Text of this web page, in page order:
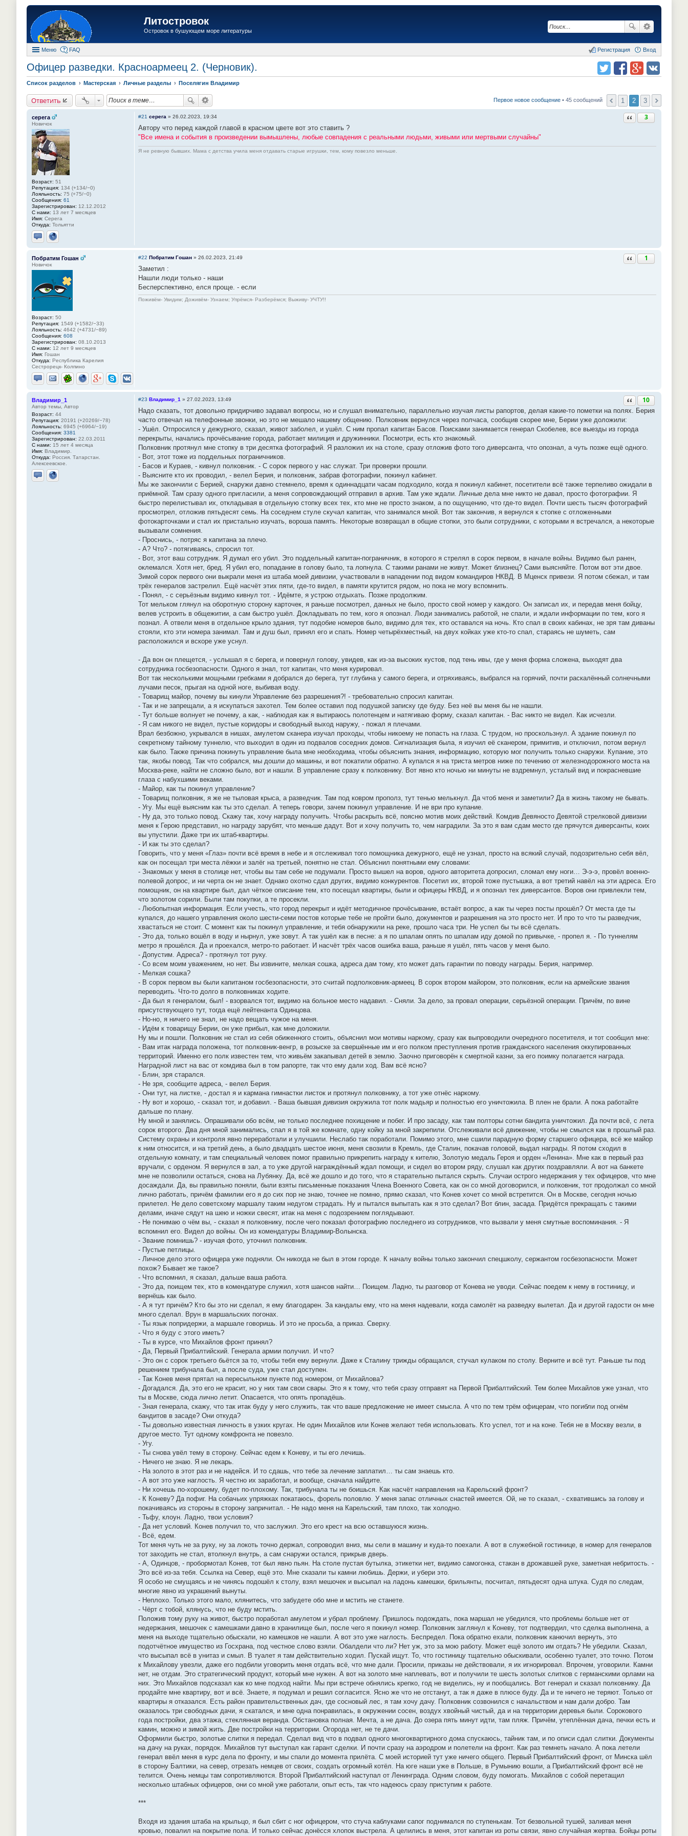
Литостровок
Островок в бушующем море литературы
Меню FAQ Вход
Регистрация
Офицер разведки. Красноармеец 2. (Черновик).
Список разделов Мастерская Личные разделы Поселягин Владимир
Ответить Первое новое сообщение • 45 сообщений 1 2 3
серега
Новичок
Возраст: 51
Репутация: 134 (+134/−0)
Лояльность: 75 (+75/−0)
Сообщения: 61
Зарегистрирован: 12.12.2012
С нами: 13 лет 7 месяцев
Имя: Серега
Откуда: Тольятти
Отправить личное сообщение
Сайт
Ответить с цитатой
3
#21 серега » 26.02.2023, 19:34
Автору что перед каждой главой в красном цвете вот это ставить ?
"Все имена и события в произведении вымышлены, любые совпадения с реальными людьми, живыми или мертвыми случайны"
Я не ревную бывших. Мама с детства учила меня отдавать старые игрушки, тем, кому повезло меньше.
Побратим Гошан
Новичок
Возраст: 50
Репутация: 1549 (+1582/−33)
Лояльность: 4642 (+4731/−89)
Сообщения: 608
Зарегистрирован: 08.10.2013
С нами: 12 лет 9 месяцев
Имя: Гошан
Откуда: Республика Карелия
Сестрорецк- Колпино
Отправить личное сообщение
Отправить email
ICQ СайтGoogle+
SkypeВКонтакте
Ответить с цитатой
1
#22 Побратим Гошан » 26.02.2023, 21:49
Заметил :
Нашли люди только - наши
Бесперспективно, елся проще. - если
Поживём- Увидим; Доживём- Узнаем; Упрёмся- Разберёмся; Выживу- УЧТУ!!
Владимир_1
Автор темы, Автор
Возраст: 44
Репутация: 20191 (+20269/−78)
Лояльность: 6945 (+6964/−19)
Сообщения: 3381
Зарегистрирован: 22.03.2011
С нами: 15 лет 4 месяца
Имя: Владимир.
Откуда: Россия. Татарстан.
Алексеевское.
Отправить личное сообщение
Сайт
Ответить с цитатой
10
#23 Владимир_1 » 27.02.2023, 13:49
Надо сказать, тот довольно придирчиво задавал вопросы, но и слушал внимательно, параллельно изучая листы рапортов, делая какие-то пометки на полях. Берия
часто отвечал на телефонные звонки, но это не мешало нашему общению. Полковник вернулся через полчаса, сообщив скорее мне, Берии уже доложили:
- Ушёл. Отпросился у дежурного, сказал, живот заболел, и ушёл. С ним пропал капитан Басов. Поисками занимается генерал Скобелев, все выезды из города
перекрыты, начались прочёсывание города, работает милиция и дружинники. Посмотри, есть кто знакомый.
Полковник протянул мне стопку в три десятка фотографий. Я разложил их на столе, сразу отложив фото того диверсанта, что опознал, а чуть позже ещё одного.
- Вот, этот тоже из поддельных пограничников.
- Басов и Кураев, - кивнул полковник. - С сорок первого у нас служат. Три проверки прошли.
- Выясните кто их проводил, - велел Берия, и полковник, забрав фотографии, покинул кабинет.
Мы же закончили с Берией, снаружи давно стемнело, время к одиннадцати часам подходило, когда я покинул кабинет, посетители всё также терпеливо ожидали в
приёмной. Там сразу одного пригласили, а меня сопровождающий отправил в архив. Там уже ждали. Личные дела мне никто не давал, просто фотографии. Я
быстро перелистывал их, откладывая в отдельную стопку всех тех, кто мне не просто знаком, а по ощущению, что где-то видел. Почти шесть тысяч фотографий
просмотрел, отложив пятьдесят семь. На соседнем стуле скучал капитан, что занимался мной. Вот так закончив, я вернулся к стопке с отложенными
фотокарточками и стал их пристально изучать, вороша память. Некоторые возвращал в общие стопки, это были сотрудники, с которыми я встречался, а некоторые
вызывали сомнения.
- Проснись, - потряс я капитана за плечо.
- А? Что? - потягиваясь, спросил тот.
- Вот, этот ваш сотрудник. Я думал его убил. Это поддельный капитан-пограничник, в которого я стрелял в сорок первом, в начале войны. Видимо был ранен,
оклемался. Хотя нет, бред. Я убил его, попадание в голову было, та лопнула. С такими ранами не живут. Может близнец? Сами выясняйте. Потом вот эти двое.
Зимой сорок первого они выкрали меня из штаба моей дивизии, участвовали в нападении под видом командиров НКВД. В Мценск привези. Я потом сбежал, и там
трёх генералов застрелил. Ещё насчёт этих пяти, где-то видел, в памяти крутится рядом, но пока не могу вспомнить.
- Понял, - с серьёзным видимо кивнул тот. - Идёмте, я устрою отдыхать. Позже продолжим.
Тот мельком глянул на оборотную сторону карточек, я раньше посмотрел, данных не было, просто свой номер у каждого. Он записал их, и передав меня бойцу,
велев устроить в общежитии, а сам быстро ушёл. Докладывать по тем, кого я опознал. Люди занимались работой, не спали, и ждали информации по тем, кого я
познал. А отвели меня в отдельное крыло здания, тут подобие номеров было, видимо для тех, кто оставался на ночь. Кто спал в своих кабинах, не зря там диваны
стояли, кто эти номера занимал. Там и душ был, принял его и спать. Номер четырёхместный, на двух койках уже кто-то спал, стараясь не шуметь, сам
расположился и вскоре уже уснул.
- Да вон он плещется, - услышал я с берега, и повернул голову, увидев, как из-за высоких кустов, под тень ивы, где у меня форма сложена, выходят два
сотрудника госбезопасности. Одного я знал, тот капитан, что меня курировал.
Вот так несколькими мощными гребками я добрался до берега, тут глубина у самого берега, и отряхиваясь, выбрался на горячий, почти раскалённый солнечными
лучами песок, прыгая на одной ноге, выбивая воду.
- Товарищ майор, почему вы кинули Управление без разрешения?! - требовательно спросил капитан.
- Так и не запрещали, а я искупаться захотел. Тем более оставил под подушкой записку где буду. Без неё вы меня бы не нашли.
- Тут больше волнует не почему, а как, - наблюдая как я вытираюсь полотенцем и натягиваю форму, сказал капитан. - Вас никто не видел. Как исчезли.
- Я сам никого не видел, пустые коридоры и свободный выход наружу, - пожал я плечами.
Врал безбожно, укрывался в нишах, амулетом сканера изучал проходы, чтобы никоему не попасть на глаза. С трудом, но проскользнул. А здание покинул по
секретному тайному туннелю, что выходил в один из подвалов соседних домов. Сигнализация была, я изучил её сканером, примитив, и отключил, потом вернул
как было. Также причина покинуть управление была мне необходима, чтобы объяснить знания, информацию, которую мог получить только снаружи. Купание, это
так, якобы повод. Так что собрался, мы дошли до машины, и вот покатили обратно. А купался я на триста метров ниже по течению от железнодорожного моста на
Москва-реке, найти не сложно было, вот и нашли. В управление сразу к полковнику. Вот явно кто ночью ни минуты не вздремнул, усталый вид и покрасневшие
глаза с набухшими веками.
- Майор, как ты покинул управление?
- Товарищ полковник, я же не тыловая крыса, а разведчик. Там под ковром прополз, тут тенью мелькнул. Да чтоб меня и заметили? Да в жизнь такому не бывать.
- Угу. Мы ещё выясним как ты это сделал. А теперь говори, зачем покинул управление. И не ври про купание.
- Ну да, это только повод. Скажу так, хочу награду получить. Чтобы раскрыть всё, поясню мотив моих действий. Комдив Девяносто Девятой стрелковой дивизии
меня к Герою представил, но награду зарубят, что меньше дадут. Вот и хочу получить то, чем наградили. За это я вам сдам место где прячутся диверсанты, коих
вы упустили. Даже три их штаб-квартиры.
- И как ты это сделал?
Говорить, что у меня «Глаз» почти всё время в небе и я отслеживал того помощника дежурного, ещё не узнал, просто на всякий случай, подозрительно себя вёл,
как он посещал три места лёжки и залёг на третьей, понятно не стал. Объяснил понятными ему словами:
- Знакомых у меня в столице нет, чтобы вы там себе не подумали. Просто вышел на воров, одного авторитета допросил, сломал ему ноги… Э-э-э, провёл военно-
полевой допрос, и ни черта он не знает. Однако охотно сдал других, видимо конкурентов. Посетил их, второй тоже пустышка, а вот третий навёл на эти адреса. Его
помощник, он на квартире был, дал чёткое описание тем, кто посещал квартиры, были и офицеры НКВД, и я опознал тех диверсантов. Воров они привлекли тем,
что золотом сорили. Были там покупки, а те просекли.
- Любопытная информация. Если учесть, что город перекрыт и идёт методичное прочёсывание, встаёт вопрос, а как ты через посты прошёл? От места где ты
купался, до нашего управления около шести-семи постов которые тебе не пройти было, документов и разрешения на это просто нет. И про то что ты разведчик,
хвастаться не стоит. С момент как ты покинул управление, и тебя обнаружили на реке, прошло часа три. Не успел бы ты всё сделать.
- Это да, только вошёл в воду и нырнул, уже зовут. А так ушёл как в песне: а я по шпалам опять по шпалам иду домой по привычке, - пропел я. - По туннелям
метро я прошёлся. Да и проехался, метро-то работает. И насчёт трёх часов ошибка ваша, раньше я ушёл, пять часов у меня было.
- Допустим. Адреса? - протянул тот руку.
- Со всем моим уважением, но нет. Вы извините, мелкая сошка, адреса дам тому, кто может дать гарантии по поводу награды. Берия, например.
- Мелкая сошка?
- В сорок первом вы были капитаном госбезопасности, это считай подполковник-армеец. В сорок втором майором, это полковник, если на армейские звания
переводить. Что-то долго в полковниках ходите.
- Да был я генералом, был! - взорвался тот, видимо на больное место надавил. - Сняли. За дело, за провал операции, серьёзной операции. Причём, по вине
присутствующего тут, тогда ещё лейтенанта Одинцова.
- Но-но, я ничего не знал, не надо вещать чужое на меня.
- Идём к товарищу Берии, он уже прибыл, как мне доложили.
Ну мы и пошли. Полковник не стал из себя обиженного стоить, объяснил мои мотивы наркому, сразу как выпроводили очередного посетителя, и тот сообщил мне:
- Вам итак награда положена, тот полковник-венгр, в розыске за свершённые им и его полком преступления против гражданского населения оккупированных
территорий. Именно его полк известен тем, что живьём закапывал детей в землю. Заочно приговорён к смертной казни, за его поимку полагается награда.
Наградной лист на вас от комдива был в том рапорте, так что ему дали ход. Вам всё ясно?
- Блин, зря старался.
- Не зря, сообщите адреса, - велел Берия.
- Они тут, на листке, - достал я и кармана гимнастки листок и протянул полковнику, а тот уже отнёс наркому.
- Ну вот и хорошо, - сказал тот, и добавил. - Ваша бывшая дивизия окружила тот полк мадьяр и полностью его уничтожила. В плен не брали. А пока работайте
дальше по плану.
Ну мной и занялись. Опрашивали обо всём, не только последнее похищение и побег. И про засаду, как там полторы сотни бандита уничтожил. Да почти всё, с лета
сорок второго. Два дня мной занимались, спал я в той же комнате, одну койку за мной закрепили. Отслеживали всё движение, чтобы не смылся как в прошлый раз.
Систему охраны и контроля явно переработали и улучшили. Неслабо так поработали. Помимо этого, мне сшили парадную форму старшего офицера, всё же майор
к ним относится, и на третий день, а было двадцать шестое июня, меня свозили в Кремль, где Сталин, покачав головой, выдал награды. Я потом сходил в
отдельную комнату, и там специальный человек помог правильно прикрепить награду к кителю, Золотую медаль Героя и орден «Ленина». Мне как в первый раз
вручали, с орденом. Я вернулся в зал, а то уже другой награждённый ждал помощи, и сидел во втором ряду, слушал как других поздравляли. А вот на банкете
мне не позволили остаться, снова на Лубянку. Да, всё же дошло и до того, что я старательно пытался скрыть. Случаи острого недержания у тех офицеров, что мне
досаждали. Да, вы правильно поняли, были взяты письменные показания Члена Военного Совета, как он со мной договорился, и полковник, тот продолжал со мной
лично работать, причём фамилии его я до сих пор не знаю, точнее не помню, прямо сказал, что Конев хочет со мной встретится. Он в Москве, сегодня ночью
прилетел. Не дело советскому маршалу таким недугом страдать. Ну и пытался выпытать как я это сделал? Вот блин, засада. Придётся прекращать с такими
делами, иначе сядут на шею и ножки свесят, итак на меня с подозрением поглядывают.
- Не понимаю о чём вы, - сказал я полковнику, после чего показал фотографию последнего из сотрудников, что вызвали у меня смутные воспоминания. - Я
вспомнил его. Видел до войны. Он из комендатуры Владимир-Волынска.
- Звание помнишь? - изучая фото, уточнил полковник.
- Пустые петлицы.
- Личное дело этого офицера уже подняли. Он никогда не был в этом городе. К началу войны только закончил спецшколу, сержантом госбезопасности. Может
похож? Бывает же такое?
- Что вспомнил, я сказал, дальше ваша работа.
- Это да, поищем тех, кто в комендатуре служил, хотя шансов найти… Поищем. Ладно, ты разговор от Конева не уводи. Сейчас поедем к нему в гостиницу, и
вернёшь как было.
- А я тут причём? Кто бы это ни сделал, я ему благодарен. За кандалы ему, что на меня надевали, когда самолёт на разведку вылетал. Да и другой гадости он мне
много сделал. Врун в маршальских погонах.
- Ты язык попридержи, а маршале говоришь. И это не просьба, а приказ. Сверху.
- Что я буду с этого иметь?
- Ты в курсе, что Михайлов фронт принял?
- Да, Первый Прибалтийский. Генерала армии получил. И что?
- Это он с сорок третьего бьётся за то, чтобы тебя ему вернули. Даже к Сталину трижды обращался, стучал кулаком по столу. Верните и всё тут. Раньше ты под
решением трибунала был, а после суда, уже стал доступен.
- Так Конев меня прятал на пересыльном пункте под номером, от Михайлова?
- Догадался. Да, это его не красит, но у них там свои свары. Это я к тому, что тебя сразу отправят на Первой Прибалтийский. Тем более Михайлов уже узнал, что
ты в Москве, сюда лично летит. Опасается, что опять пропадёшь.
- Зная генерала, скажу, что так итак буду у него служить, так что ваше предложение не имеет смысла. А что по тем трём офицерам, что погибли под огнём
бандитов в засаде? Они откуда?
- Ты довольно известная личность в узких кругах. Не один Михайлов или Конев желают тебя использовать. Кто успел, тот и на коне. Тебя не в Москву везли, в
другое место. Тут одному комфронта не повезло.
- Угу.
- Ты снова увёл тему в сторону. Сейчас едем к Коневу, и ты его лечишь.
- Ничего не знаю. Я не лекарь.
- На золото в этот раз и не надейся. И то сдашь, что тебе за лечение заплатил… ты сам знаешь кто.
- А вот это уже наглость. Я честно их заработал, и вообще, сначала найдите.
- Ни хочешь по-хорошему, будет по-плохому. Так, трибунала ты не боишься. Как насчёт направления на Карельский фронт?
- К Коневу? Да пофиг. На собачьих упряжках покатаюсь, форель половлю. У меня запас отличных снастей имеется. Ой, не то сказал, - схватившись за голову и
покачиваясь из стороны в сторону запричитал. - Не надо меня на Карельский, там плохо, так холодно.
- Тьфу, клоун. Ладно, твои условия?
- Да нет условий. Конев получил то, что заслужил. Это его крест на всю оставшуюся жизнь.
- Всё, едем.
Тот меня чуть не за руку, ну за локоть точно держал, сопроводил вниз, мы сели в машину и куда-то поехали. А вот в служебной гостинице, в номер для генералов
тот заходить не стал, втолкнул внутрь, а сам снаружи остался, прикрыв дверь.
- А, Одинцов, - пробормотал Конев, тот был явно пьян. На столе пустая бутылка, этикетки нет, видимо самогонка, стакан в дрожавшей руке, заметная небритость. -
Это всё из-за тебя. Ссылка на Север, ещё это. Мне сказали ты камни любишь. Держи, и убери это.
Я особо не смущаясь и не чинясь подошёл к столу, взял мешочек и высыпал на ладонь камешки, брильянты, посчитал, пятьдесят одна штука. Судя по следам,
многие явно из украшений вынуты.
- Неплохо. Только этого мало, клянитесь, что забудете обо мне и мстить не станете.
- Чёрт с тобой, клянусь, что не буду мстить.
Положив тому руку на живот, быстро поработал амулетом и убрал проблему. Пришлось подождать, пока маршал не убедился, что проблемы больше нет от
недержания, мешочек с камешками давно в хранилище был, после чего я покинул номер. Полковник заглянул к Коневу, тот подтвердил, что сделка выполнена, а
меня на выходе тщательно обыскали, но камешков не нашли. А вот это уже наглость. Беспредел. Пока обратно ехали, полковник канючил вернуть, это
подотчётное имущество из Госхрана, под честное слово взяли. Обалдели что ли? Нет уж, это за мою работу. Может ещё золото им отдать? Не убедили. Сказал,
что высыпал всё в унитаз и смыл. В туалет я там действительно ходил. Пускай ищут. То, что гостиницу тщательно обыскивали, особенно туалет, это точно. Потом
к Михайлову увезли, даже его подбили уговорить меня отдать всё, что мне дали. Просили, приказы не действовали, я их игнорировал. Впрочем, уговорили. Камни
нет, не отдам. Это стратегический продукт, который мне нужен. А вот на золото мне наплевать, вот и получили те шесть золотых слитков с германскими орлами на
них. Это Михайлов подсказал как ко мне подход найти. Мы при встрече обнялись крепко, год не виделись, ну и пообщались. Вот генерал и сказал полковнику. Да
продайте мне квартиру, вот и всё. Знаете, я подумал и решил согласится. Ясно же что не отстанут, а так я даже в плюсе буду. Да и те ничего не теряют. Только от
квартиры я отказался. Есть район правительственных дач, где сосновый лес, я там хочу дачу. Полковник созвонился с начальством и нам дали добро. Там
оказалось три свободных дачи, я скатался, и мне одна понравилась, в окружении сосен, воздух хвойный чистый, да и на территории деревья были. Сорокового
года постройки, два этажа, стеклянная веранда. Обстановка полная. Мечта, а не дача. До озера пять минут идти, там пляж. Причём, утеплённая дача, печки есть и
камин, можно и зимой жить. Две постройки на территории. Огорода нет, не те дачи.
Оформили быстро, золотые слитки я передал. Сделал вид что в подвал одного многоквартирного дома спускаюсь, тайник там, и по описи сдал слитки. Документы
на дачу на руках, порядок. Михайлов тут выступал как гарант сделки. И почти сразу на аэродром и полетели на фронт. Как раз темнеть начало. А пока летели
генерал ввёл меня в курс дела по фронту, и мы спали до момента прилёта. С моей историей тут уже ничего общего. Первый Прибалтийский фронт, от Минска шёл
в сторону Балтики, на север, отрезать немцев от своих, создать огромный котёл. На юге наши уже в Польше, в Румынию вошли, а Прибалтийский фронт всё не
телится. Очень немцы там сопротивляются. Второй Прибалтийский наступал от Ленинграда. Одним словом, буду помогать. Михайлов с собой перетащил
несколько штабных офицеров, они со мной уже работали, опыт есть, так что надеюсь сразу приступим к работе.
***
Входя из здания штаба на крыльцо, я был сбит с ног офицером, что стуча каблуками сапог поднимался по ступенькам. Тот безвольной тушей, заливая меня
кровью, повалил на покрытие пола. И только сейчас донёсся хлопок выстрела. А целились в меня, этот капитан из роты связи, явно случайная жертва. Бойцы роты